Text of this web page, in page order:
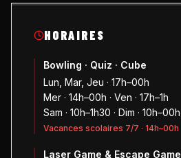
HORAIRES
Bowling · Quiz · Cube
Lun, Mar, Jeu · 17h–00h
Mer · 14h–00h · Ven · 17h–1h
Sam · 10h–1h30 · Dim · 10h–00h
Vacances scolaires 7/7 · 14h–00h
Laser Game & Escape Game